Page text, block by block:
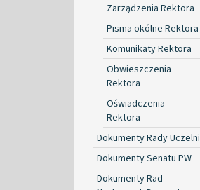
Zarządzenia Rektora
Pisma okólne Rektora
Komunikaty Rektora
Obwieszczenia
Rektora
Oświadczenia
Rektora
Dokumenty Rady Uczelni
Dokumenty Senatu PW
Dokumenty Rad